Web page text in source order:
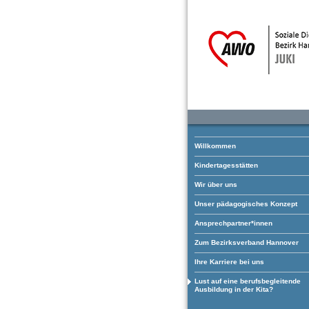
Willkommen
Kindertagesstätten
Wir über uns
Unser pädagogisches Konzept
Ansprechpartner*innen
Zum Bezirksverband Hannover
Ihre Karriere bei uns
Lust auf eine berufsbegleitende
Ausbildung in der Kita?